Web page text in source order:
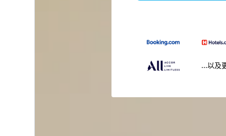
...以及